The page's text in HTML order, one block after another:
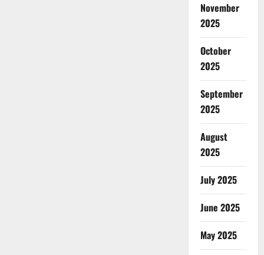
November
2025
October
2025
September
2025
August
2025
July 2025
June 2025
May 2025